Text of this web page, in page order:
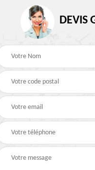
Débarras deDEVIS